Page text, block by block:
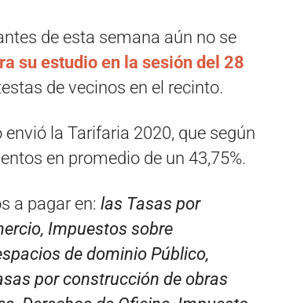
de esta semana aún no se
su estudio en la sesión del 28
de vecinos en el recinto.
la Tarifaria 2020, que según
en promedio de un 43,75%.
a pagar en: las Tasas por
Impuestos sobre
de dominio Público,
por construcción de obras